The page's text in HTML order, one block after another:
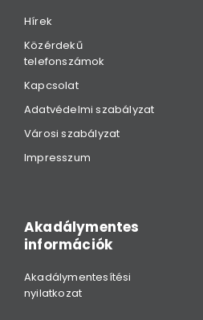
Hírek
Közérdekű
telefonszámok
Kapcsolat
Adatvédelmi szabályzat
Városi szabályzat
Impresszum
Akadálymentes
információk
Akadálymentesítési
nyilatkozat